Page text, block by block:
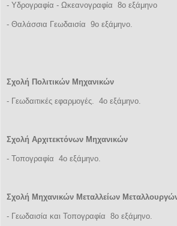
- Υδρογραφία - Ωκεανογραφία 8ο εξάμηνο
- Θαλάσσια Γεωδαισία 9ο εξάμηνο.
Σχολή Πολιτικών Μηχανικών
- Γεωδαιτικές εφαρμογές. 4ο εξάμηνο.
Σχολή Αρχιτεκτόνων Μηχανικών
- Τοπογραφία 4ο εξάμηνο.
Σχολή Μηχανικών Μεταλλείων
- Γεωδαισία και Τοπογραφία 8ο εξάμηνο.